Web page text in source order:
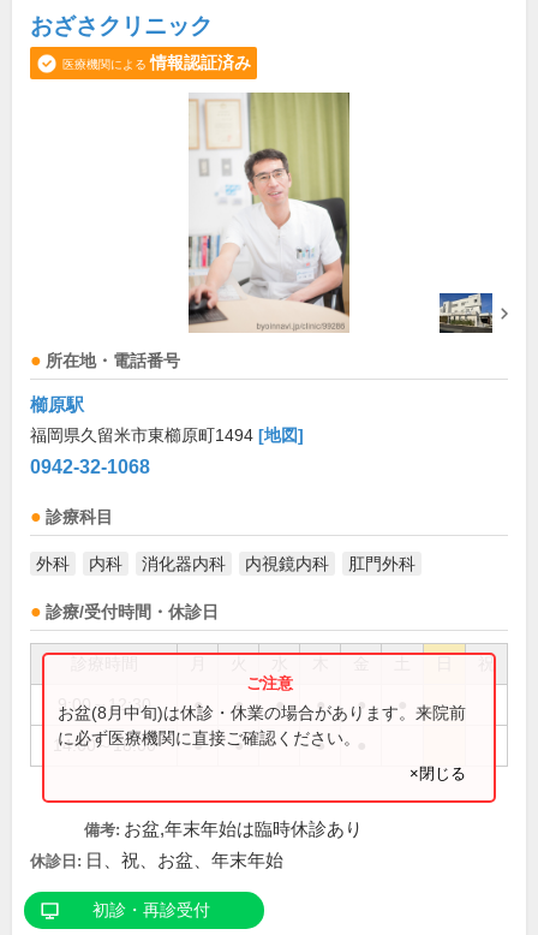
おざさクリニック
医療機関による 情報認証済み
所在地・電話番号
櫛原駅
福岡県久留米市東櫛原町1494 [地図]
0942-32-1068
診療科目
外科 内科 消化器内科 内視鏡内科 肛門外科
診療/受付時間・休診日
祝
9:00～12:30 ● ● ● ● ●
14:00～18:00 ● ● ●
お盆(8月中旬)は休診・休業の場合があります。来院前
に必ず医療機関に直接ご確認ください。
×閉じる
備考: お盆,年末年始は臨時休診あり
休診日: 日、祝、お盆、年末年始
初診・再診受付